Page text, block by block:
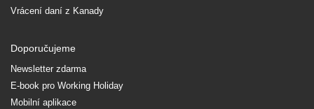
Vrácení daní z Kanady
Doporučujeme
Newsletter zdarma
E-book pro Working Holiday
Mobilní aplikace